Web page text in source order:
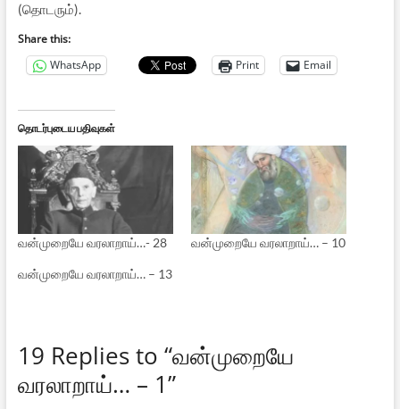
(தொடரும்).
Share this:
WhatsApp
Print Email
தொடர்புடைய பதிவுகள்
வன்முறையே வரலாறாய்…- 28 வன்முறையே வரலாறாய்… – 10
வன்முறையே வரலாறாய்… – 13
19 Replies to “வன்முறையே
வரலாறாய்… – 1”